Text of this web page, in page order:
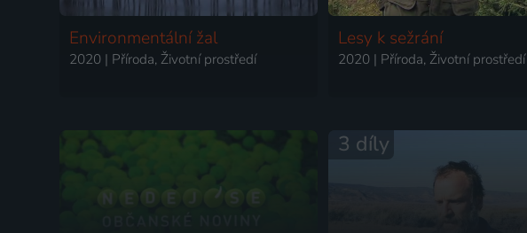
Environmentální žal
2020 | Příroda, Životní prostředí
Lesy k sežrání
2020 | Příroda, Životní prostředí
3 díly